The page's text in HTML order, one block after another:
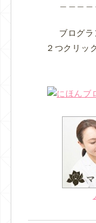
ブログラ
２つクリッ